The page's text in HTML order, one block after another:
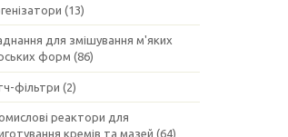
(13)
для змішування м'яких
форм (86)
фільтри (2)
реактори для
кремів та мазей (64)